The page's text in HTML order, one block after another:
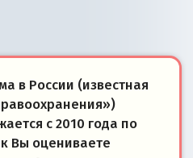
в России (известная
с 2010 года по
Вы оцениваете